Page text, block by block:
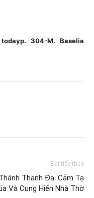
304-M. Baselia
Bài tiếp theo
Thanh Đa: Cảm Tạ
Và Cung Hiến Nhà Thờ